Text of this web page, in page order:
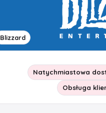
Blizzard
Natychmiastowa
Obsługa